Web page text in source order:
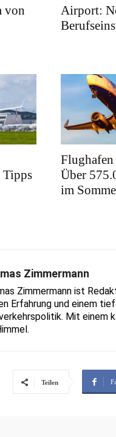
von
Airport:
Tipps
Über
im
Zimmermann
Zimmermann ist
Erfahrung und einem
Mit einem
Teilen